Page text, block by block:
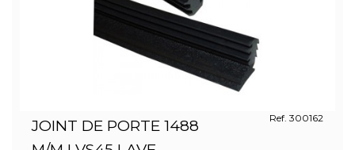
JOINT DE PORTE 1488
Ref. 300162